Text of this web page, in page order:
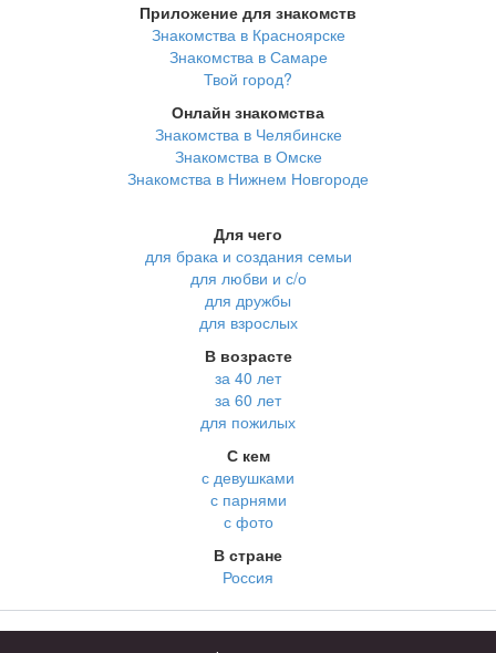
Приложение для знакомств
Знакомства в Красноярске
Знакомства в Самаре
Твой город?
Онлайн знакомства
Знакомства в Челябинске
Знакомства в Омске
Знакомства в Нижнем Новгороде
Для чего
для брака и создания семьи
для любви и с/о
для дружбы
для взрослых
В возрасте
за 40 лет
за 60 лет
для пожилых
С кем
с девушками
с парнями
с фото
В стране
Россия